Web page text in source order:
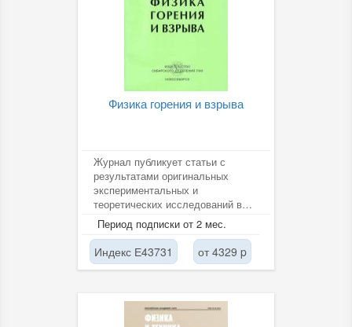
Физика горения и взрыва
Журнал публикует статьи с
результатами оригинальных
экспериментальных и
теоретических исследований в
следующих разделах: - горение в
газах и...
Период подписки от 2 мес.
Индекс Е43731 от 4329 p